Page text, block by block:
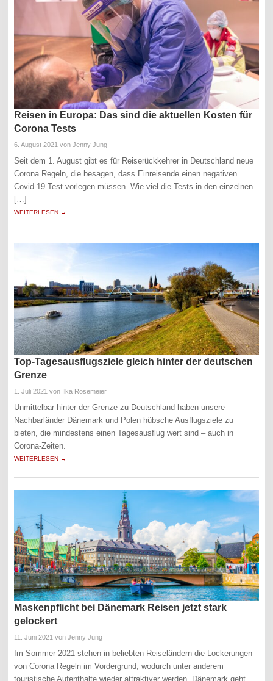
Reisen in Europa: Das sind die aktuellen Kosten für
Corona Tests
6. August 2021 von Jenny Jung
Seit dem 1. August gibt es für Reiserückkehrer in Deutschland neue
Corona Regeln, die besagen, dass Einreisende einen negativen
Covid-19 Test vorlegen müssen. Wie viel die Tests in den einzelnen
[…]
WEITERLESEN →
Top-Tagesausflugsziele gleich hinter der deutschen
Grenze
1. Juli 2021 von Ilka Rosemeier
Unmittelbar hinter der Grenze zu Deutschland haben unsere
Nachbarländer Dänemark und Polen hübsche Ausflugsziele zu
bieten, die mindestens einen Tagesausflug wert sind – auch in
Corona-Zeiten.
WEITERLESEN →
Maskenpflicht bei Dänemark Reisen jetzt stark
gelockert
11. Juni 2021 von Jenny Jung
Im Sommer 2021 stehen in beliebten Reiseländern die Lockerungen
von Corona Regeln im Vordergrund, wodurch unter anderem
touristische Aufenthalte wieder attraktiver werden. Dänemark geht